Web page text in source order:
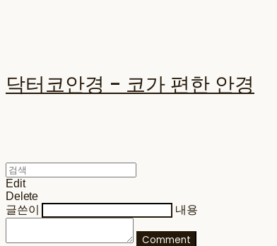
닥터코안경 - 코가 편한 안경
Edit
Delete
글쓴이
내용
Comment